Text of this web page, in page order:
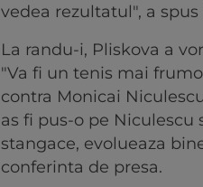
vedea rezultatul", a
La randu-i, Pliskova a
"Va fi un tenis mai
contra Monicai
as fi pus-o pe Niculescu
stangace, evolueaza
conferinta de presa.